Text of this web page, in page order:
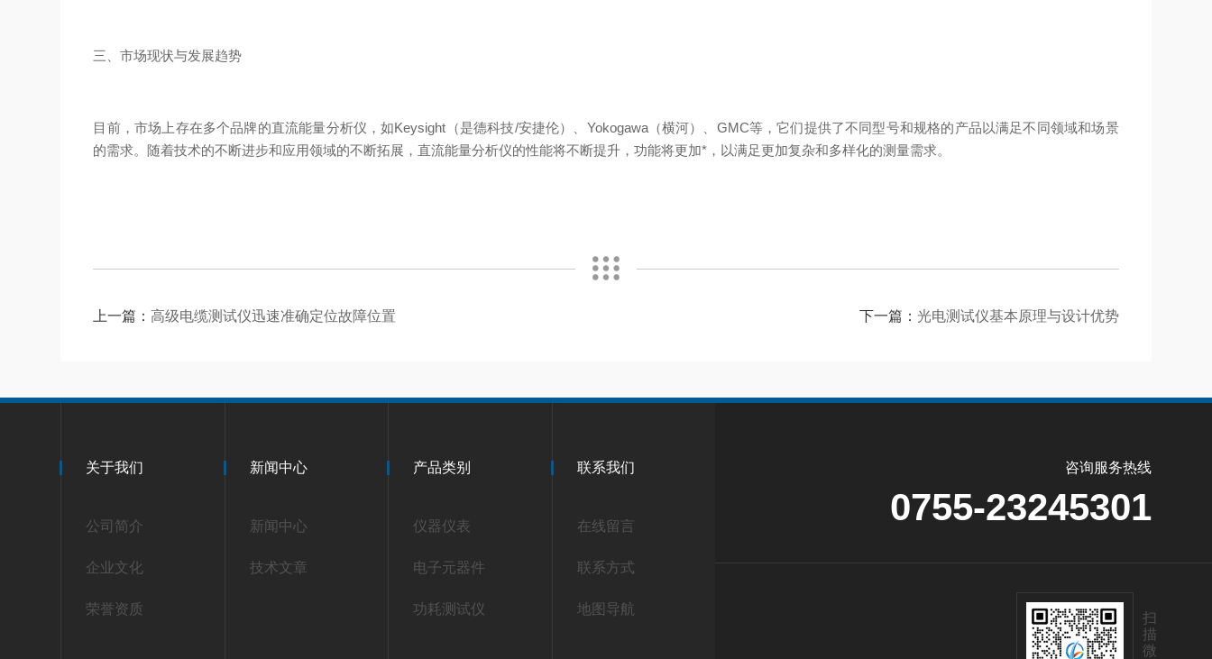
三、市场现状与发展趋势
目前，市场上存在多个品牌的直流能量分析仪，如Keysight（是德科技/安捷伦）、Yokogawa（横河）、GMC等，它们提供了不同型号和规格的产品以满足不同领域和场景
的需求。随着技术的不断进步和应用领域的不断拓展，直流能量分析仪的性能将不断提升，功能将更加*，以满足更加复杂和多样化的测量需求。
上一篇：高级电缆测试仪迅速准确定位故障位置 下一篇： 光电测试仪基本原理与设计优势
关于我们
公司简介
企业文化
荣誉资质
新闻中心
新闻中心
技术文章
产品类别
仪器仪表
电子元器件
功耗测试仪
联系我们
在线留言
联系方式
地图导航
咨询服务热线
0755-23245301
扫
描
微